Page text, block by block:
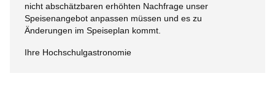
nicht abschätzbaren erhöhten Nachfrage unser
Speisenangebot anpassen müssen und es zu
Änderungen im Speiseplan kommt.
Ihre Hochschulgastronomie